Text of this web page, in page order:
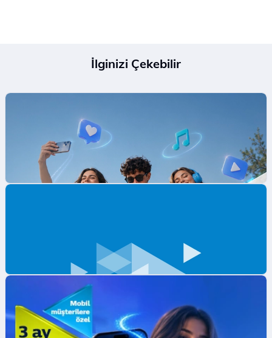
İlginizi Çekebilir
Mobil Ödeme ile ilk App Store Harcamana
İndirim Fırsatı!